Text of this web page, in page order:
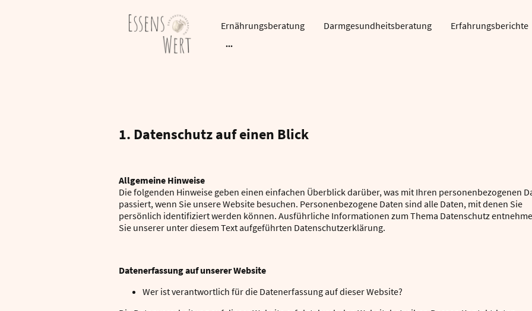
Ernährungsberatung Darmgesundheitsberatung Erfahrungsberichte
1. Datenschutz auf einen Blick
Allgemeine Hinweise
Die folgenden Hinweise geben einen einfachen Überblick darüber, was mit Ihren personenbezogenen
passiert, wenn Sie unsere Website besuchen. Personenbezogene Daten sind alle Daten, mit denen Sie
persönlich identifiziert werden können. Ausführliche Informationen zum Thema Datenschutz
Sie unserer unter diesem Text aufgeführten Datenschutzerklärung.
Datenerfassung auf unserer Website
Wer ist verantwortlich für die Datenerfassung auf dieser Website?